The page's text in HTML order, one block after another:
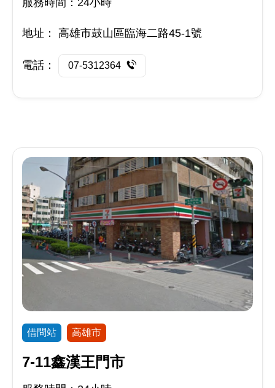
服務時間：24小時
地址： 高雄市鼓山區臨海二路45-1號
電話： 07-5312364
借問站 高雄市
7-11鑫漢王門市